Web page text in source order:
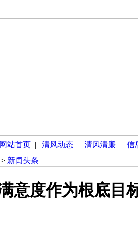
网站首页 | 清风动态 | 清风清廉 | 信
> 新闻头条
意度作为根底目